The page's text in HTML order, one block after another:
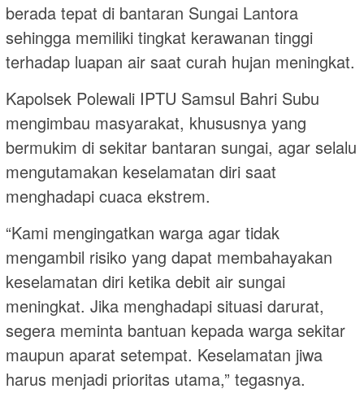
berada tepat di bantaran Sungai Lantora
sehingga memiliki tingkat kerawanan tinggi
terhadap luapan air saat curah hujan meningkat.
Kapolsek Polewali IPTU Samsul Bahri Subu
mengimbau masyarakat, khususnya yang
bermukim di sekitar bantaran sungai, agar selalu
mengutamakan keselamatan diri saat
menghadapi cuaca ekstrem.
“Kami mengingatkan warga agar tidak
mengambil risiko yang dapat membahayakan
keselamatan diri ketika debit air sungai
meningkat. Jika menghadapi situasi darurat,
segera meminta bantuan kepada warga sekitar
maupun aparat setempat. Keselamatan jiwa
harus menjadi prioritas utama,” tegasnya.